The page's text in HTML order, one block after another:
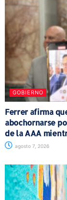
GOBIERNO
Ferrer afirma
abochornarse
de la AAA
agosto 7, 2026